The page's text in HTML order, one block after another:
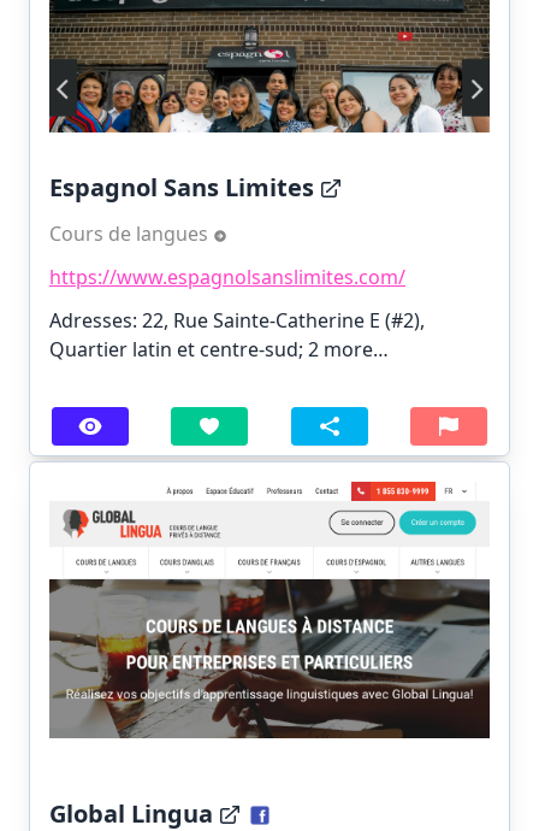
Espagnol Sans Limites
Cours de langues
https://www.espagnolsanslimites.com/
Adresses: 22, Rue Sainte-Catherine E (#2),
Quartier latin et centre-sud; 2 more…
Global Lingua